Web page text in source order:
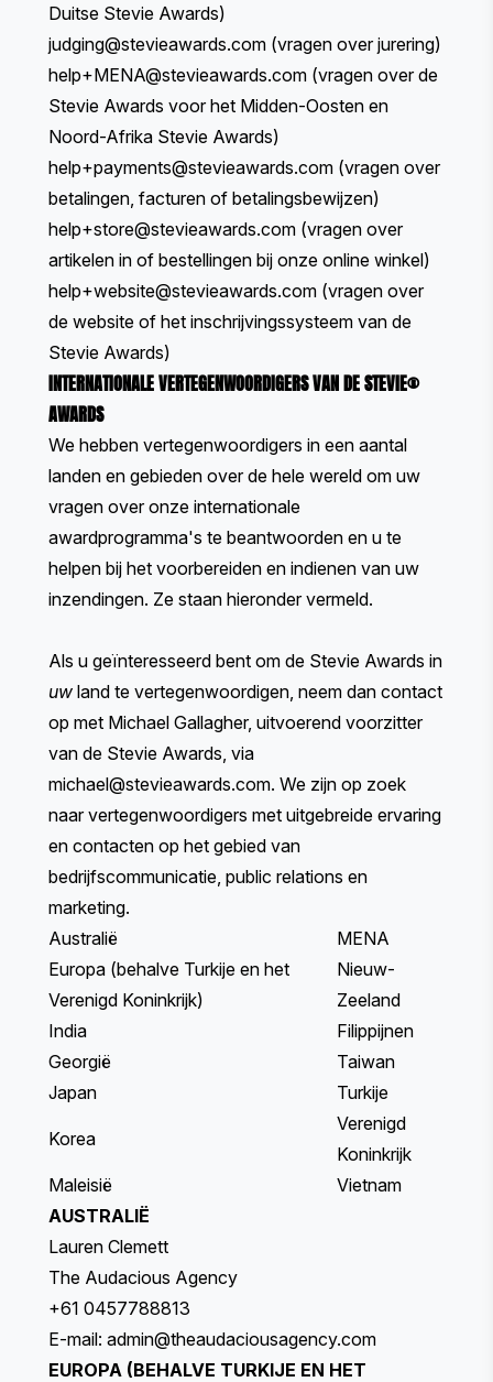
Duitse Stevie Awards)
judging@stevieawards.com (vragen over jurering)
help+MENA@stevieawards.com (vragen over de
Stevie Awards voor het Midden-Oosten en
Noord-Afrika Stevie Awards)
help+payments@stevieawards.com (vragen over
betalingen, facturen of betalingsbewijzen)
help+store@stevieawards.com (vragen over
artikelen in of bestellingen bij onze online winkel)
help+website@stevieawards.com (vragen over
de website of het inschrijvingssysteem van de
Stevie Awards)
INTERNATIONALE VERTEGENWOORDIGERS VAN DE STEVIE®
AWARDS
We hebben vertegenwoordigers in een aantal
landen en gebieden over de hele wereld om uw
vragen over onze internationale
awardprogramma's te beantwoorden en u te
helpen bij het voorbereiden en indienen van uw
inzendingen. Ze staan hieronder vermeld.
Als u geïnteresseerd bent om de Stevie Awards in
uw land te vertegenwoordigen, neem dan contact
op met Michael Gallagher, uitvoerend voorzitter
van de Stevie Awards, via
michael@stevieawards.com. We zijn op zoek
naar vertegenwoordigers met uitgebreide ervaring
en contacten op het gebied van
bedrijfscommunicatie, public relations en
marketing.
Australië
MENA
Europa (behalve Turkije en het
Verenigd Koninkrijk)
Nieuw-
Zeeland
India
Filippijnen
Georgië
Taiwan
Japan
Turkije
Korea
Verenigd
Koninkrijk
Maleisië
Vietnam
AUSTRALIË
Lauren Clemett
The Audacious Agency
+61 0457788813
E-mail: admin@theaudaciousagency.com
EUROPA (BEHALVE TURKIJE EN HET